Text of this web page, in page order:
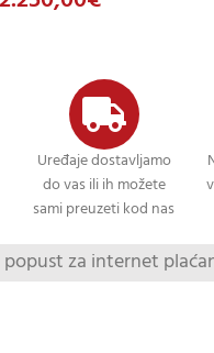
Uređaje dostavljamo
do vas ili ih možete
sami preuzeti kod nas
za internet